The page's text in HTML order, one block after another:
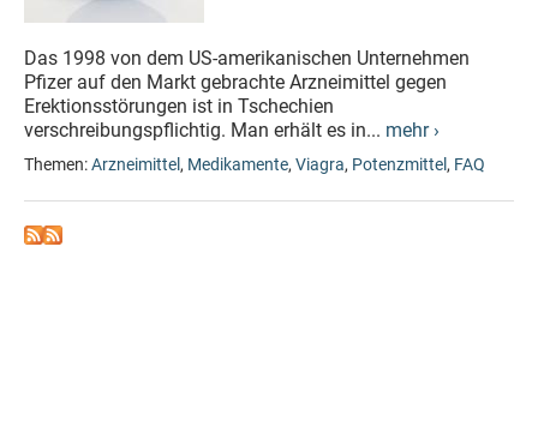
Das 1998 von dem US-amerikanischen Unternehmen
Pfizer auf den Markt gebrachte Arzneimittel gegen
Erektionsstörungen ist in Tschechien
verschreibungspflichtig. Man erhält es in... mehr ›
Themen:Arzneimittel, Medikamente, Viagra, Potenzmittel, FAQ